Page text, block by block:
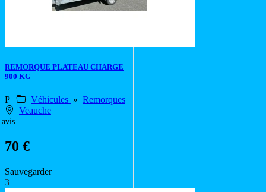
REMORQUE PLATEAU CHARGE
900 KG
P Véhicules » Remorques
Veauche
avis
70 €
Sauvegarder
3